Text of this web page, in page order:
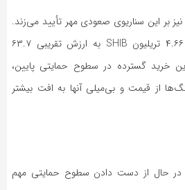
بر این سناریوی صعودی مهر تأیید می‌زند.
تنها در ماه جولای، نهنگ‌ها ۴.۶۶ تریلیون SHIB به ارزش تقریبی ۶۳.۷
خرید گسترده در سطوح حمایتی پایین،
از قیمت و بی‌میلی آنها به افت بیشتر
در حال از دست دادن سطوح حمایتی مهم